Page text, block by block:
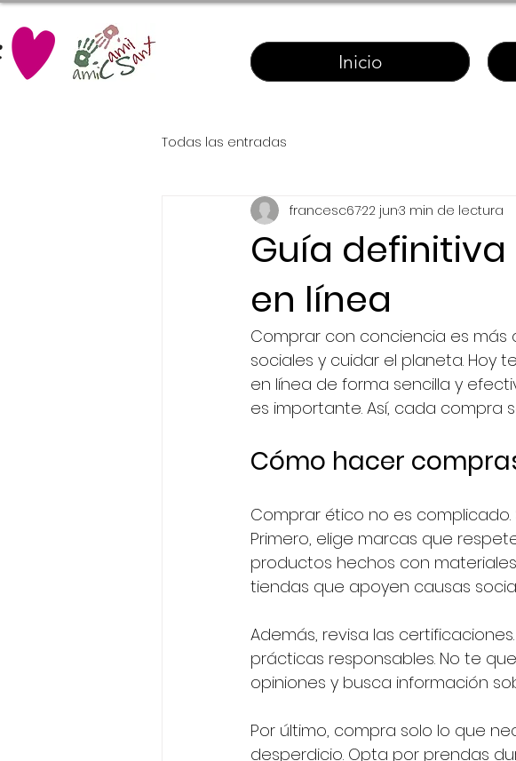
Inicio
Todas las entradas
Guía
en línea
francesc6722 jun3 min de lectura
Comprar con conciencia es más
sociales y cuidar el planeta. Hoy
en línea de forma sencilla y
es importante. Así, cada compra
Cómo hacer
Comprar ético no es
Primero, elige marcas que
productos hechos con
tiendas que apoyen causas
Además, revisa las
prácticas responsables. No te
opiniones y busca información
Por último, compra solo lo que
desperdicio. Opta por prendas